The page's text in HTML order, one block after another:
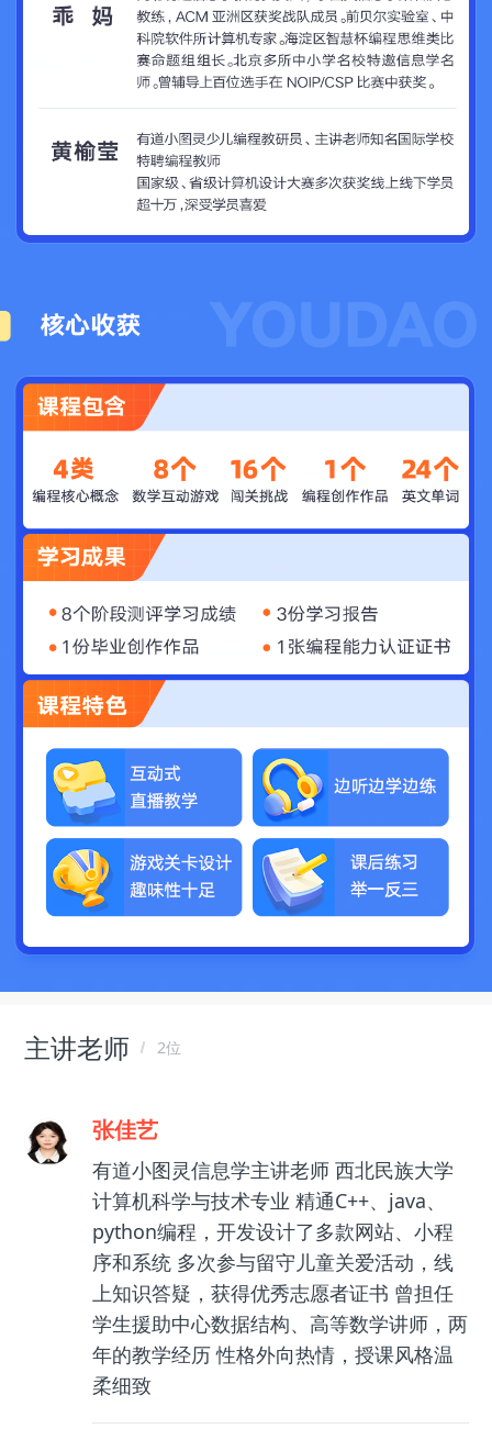
主讲老师 2位
张佳艺
有道小图灵信息学主讲老师 西北民族大学
计算机科学与技术专业 精通C++、java、
python编程，开发设计了多款网站、小程
序和系统 多次参与留守儿童关爱活动，线
上知识答疑，获得优秀志愿者证书 曾担任
学生援助中心数据结构、高等数学讲师，两
年的教学经历 性格外向热情，授课风格温
柔细致